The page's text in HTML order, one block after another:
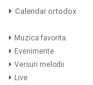
Calendar ortodox
Muzica favorita
Evenimente
Versuri melodii
Live